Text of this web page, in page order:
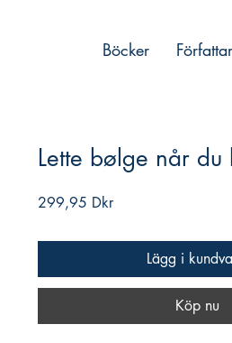
Böcker
Lette bølge når du
299,95 DkrPris
Lägg i
Köp nu